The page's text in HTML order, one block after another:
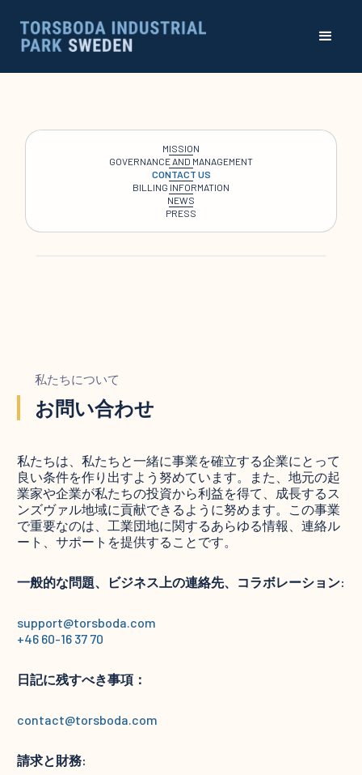
MISSION
GOVERNANCE AND MANAGEMENT
CONTACT US
BILLING INFORMATION
NEWS
PRESS
私たちについて
お問い合わせ
私たちは、私たちと一緒に事業を確立する企業にとって
良い条件を作り出すよう努めています。また、地元の起
業家や企業が私たちの投資から利益を得て、成長するス
ンズヴァル地域に貢献できるように努めます。この事業
で重要なのは、工業団地に関するあらゆる情報、連絡ル
ート、サポートを提供することです。
一般的な問題、ビジネス上の連絡先、コラボレーション:
support@torsboda.com
+46 60-16 37 70
日記に残すべき事項：
contact@torsboda.com
請求と財務: